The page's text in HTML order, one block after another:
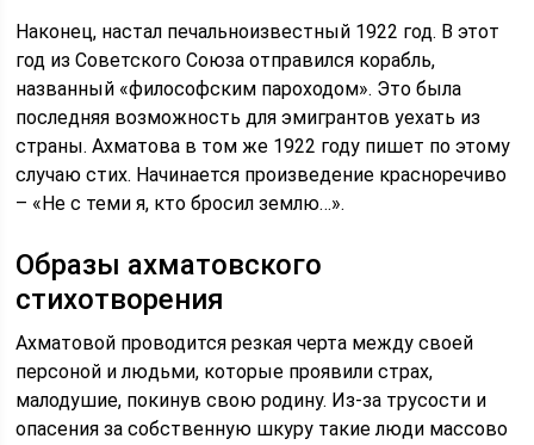
Наконец, настал печальноизвестный 1922 год. В этот
год из Советского Союза отправился корабль,
названный «философским пароходом». Это была
последняя возможность для эмигрантов уехать из
страны. Ахматова в том же 1922 году пишет по этому
случаю стих. Начинается произведение красноречиво
– «Не с теми я, кто бросил землю…».
Образы ахматовского
стихотворения
Ахматовой проводится резкая черта между своей
персоной и людьми, которые проявили страх,
малодушие, покинув свою родину. Из-за трусости и
опасения за собственную шкуру такие люди массово